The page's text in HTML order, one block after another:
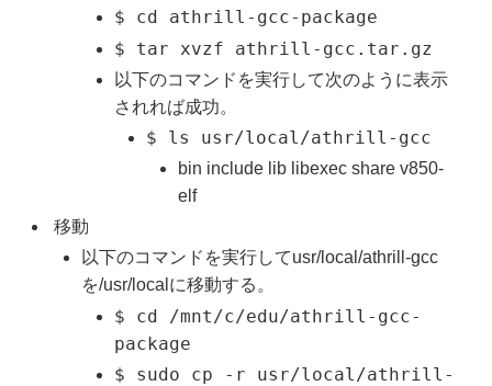
$ cd athrill-gcc-package
$ tar xvzf athrill-gcc.tar.gz
以下のコマンドを実行して次のように表示
されれば成功。
$ ls usr/local/athrill-gcc
bin include lib libexec share v850-
elf
移動
以下のコマンドを実行してusr/local/athrill-gcc
を/usr/localに移動する。
$ cd /mnt/c/edu/athrill-gcc-
package
$ sudo cp -r usr/local/athrill-